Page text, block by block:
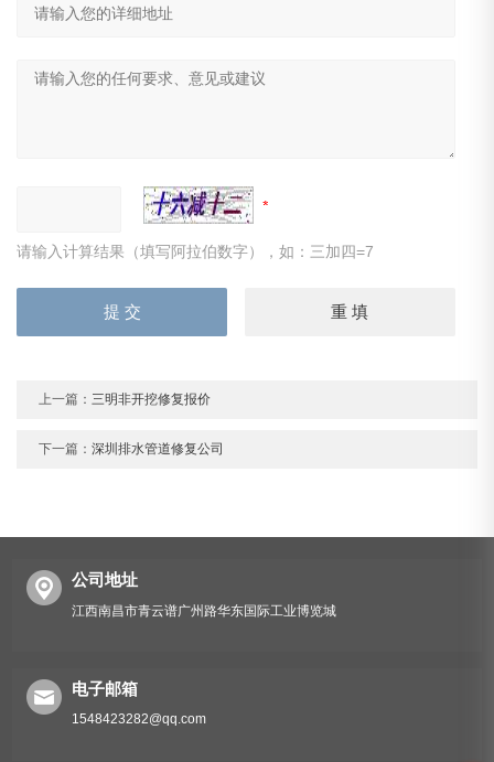
请输入计算结果（填写阿拉伯数字），如：三加四=7
上一篇：三明非开挖修复报价
下一篇：深圳排水管道修复公司
公司地址
江西南昌市青云谱广州路华东国际工业博览城
电子邮箱
1548423282@qq.com